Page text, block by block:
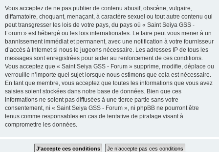
Vous acceptez de ne pas publier de contenu abusif, obscène, vulgaire,
diffamatoire, choquant, menaçant, à caractère sexuel ou tout autre contenu qui
peut transgresser les lois de votre pays, du pays où « Saint Seiya GSS -
Forum » est hébergé ou les lois internationales. Le faire peut vous mener à un
bannissement immédiat et permanent, avec une notification à votre fournisseur
d’accès à Internet si nous le jugeons nécessaire. Les adresses IP de tous les
messages sont enregistrées pour aider au renforcement de ces conditions.
Vous acceptez que « Saint Seiya GSS - Forum » supprime, modifie, déplace ou
verrouille n’importe quel sujet lorsque nous estimons que cela est nécessaire.
En tant que membre, vous acceptez que toutes les informations que vous avez
saisies soient stockées dans notre base de données. Bien que ces
informations ne soient pas diffusées à une tierce partie sans votre
consentement, ni « Saint Seiya GSS - Forum », ni phpBB ne pourront être
tenus comme responsables en cas de tentative de piratage visant à
compromettre les données.